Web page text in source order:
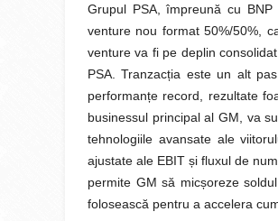
Grupul PSA, împreună cu
venture nou format 50%/50%,
venture va fi pe deplin
PSA. Tranzacția este un alt
performanțe record, rezultate
businessul principal al GM, va
tehnologiile avansate ale
ajustate ale EBIT și fluxul de
permite GM să micșoreze
folosească pentru a accelera